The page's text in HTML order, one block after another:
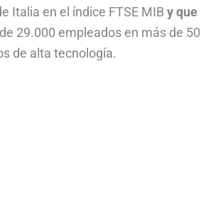
Italia en el índice FTSE MIB y que
29.000 empleados en más de 50
de alta tecnología.